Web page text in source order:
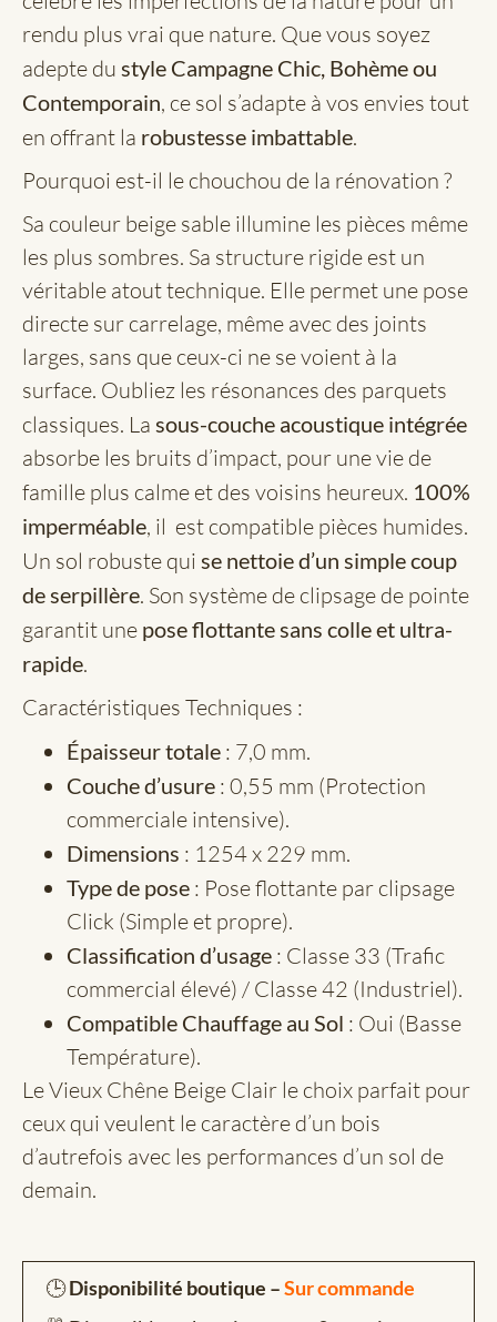
rendu plus vrai que nature. Que vous soyez
adepte du style Campagne Chic, Bohème ou
Contemporain, ce sol s’adapte à vos envies tout
en offrant la robustesse imbattable.
Pourquoi est-il le chouchou de la rénovation ?
Sa couleur beige sable illumine les pièces même
les plus sombres. Sa structure rigide est un
véritable atout technique. Elle permet une pose
directe sur carrelage, même avec des joints
larges, sans que ceux-ci ne se voient à la
surface. Oubliez les résonances des parquets
classiques. La sous-couche acoustique intégrée
absorbe les bruits d’impact, pour une vie de
famille plus calme et des voisins heureux. 100%
imperméable, il est compatible pièces humides.
Un sol robuste qui se nettoie d’un simple coup
de serpillère. Son système de clipsage de pointe
garantit une pose flottante sans colle et ultra-
rapide.
Caractéristiques Techniques :
Épaisseur totale : 7,0 mm.
Couche d’usure : 0,55 mm (Protection
commerciale intensive).
Dimensions : 1254 x 229 mm.
Type de pose : Pose flottante par clipsage
Click (Simple et propre).
Classification d’usage : Classe 33 (Trafic
commercial élevé) / Classe 42 (Industriel).
Compatible Chauffage au Sol : Oui (Basse
Température).
Le Vieux Chêne Beige Clair le choix parfait pour
ceux qui veulent le caractère d’un bois
d’autrefois avec les performances d’un sol de
demain.
🕒Disponibilité boutique –Sur commande